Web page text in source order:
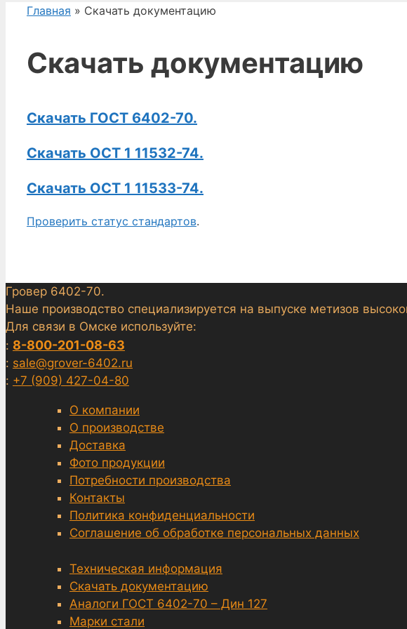
Главная » Скачать документацию
Скачать документацию
Скачать ГОСТ 6402-70.
Скачать ОСТ 1 11532-74.
Скачать ОСТ 1 11533-74.
Проверить статус стандартов.
Гровер 6402-70.
Наше производство специализируется на выпуске метизов
Для связи в Омске используйте:
: 8-800-201-08-63
: sale@grover-6402.ru
: +7 (909) 427-04-80
О компании
О производстве
Доставка
Фото продукции
Потребности производства
Контакты
Политика конфиденциальности
Соглашение об обработке персональных данных
Техническая информация
Скачать документацию
Аналоги ГОСТ 6402-70 – Дин 127
Марки стали